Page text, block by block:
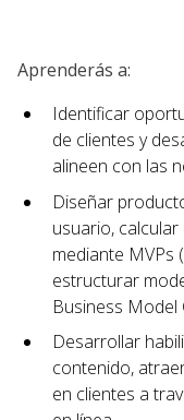
Aprenderás a:
Identificar
de clientes y
alineen con las
Diseñar
usuario,
mediante MVPs
estructurar
Business Model
Desarrollar
contenido,
en clientes a